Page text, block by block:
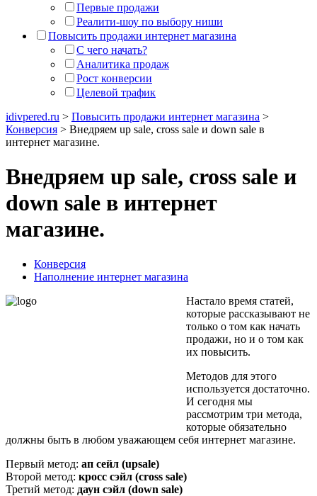
Первые продажи
Реалити-шоу по выбору ниши
Повысить продажи интернет магазина
С чего начать?
Аналитика продаж
Рост конверсии
Целевой трафик
idivpered.ru > Повысить продажи интернет магазина >
Конверсия > Внедряем up sale, cross sale и down sale в
интернет магазине.
Внедряем up sale, cross sale и
down sale в интернет
магазине.
Конверсия
Наполнение интернет магазина
Настало время статей,
которые рассказывают не
только о том как начать
продажи, но и о том как
их повысить.
Методов для этого
используется достаточно.
И сегодня мы
рассмотрим три метода,
которые обязательно
должны быть в любом уважающем себя интернет магазине.
Первый метод: ап сейл (upsale)
Второй метод: кросс сэйл (cross sale)
Третий метод: даун сэйл (down sale)